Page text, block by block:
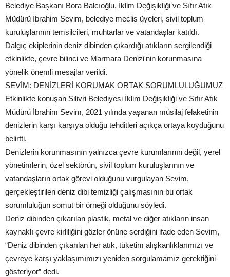
Belediye Başkanı Bora Balcıoğlu, İklim Değişikliği ve Sıfır Atık
Müdürü İbrahim Sevim, belediye meclis üyeleri, sivil toplum
kuruluşlarının temsilcileri, muhtarlar ve vatandaşlar katıldı.
Dalgıç ekiplerinin deniz dibinden çıkardığı atıkların sergilendiği
etkinlikte, çevre bilinci ve Marmara Denizi'nin korunmasına
yönelik önemli mesajlar verildi.
SEVİM: DENİZLERİ KORUMAK ORTAK SORUMLULUĞUMUZ
Etkinlikte konuşan Silivri Belediyesi İklim Değişikliği ve Sıfır Atık
Müdürü İbrahim Sevim, 2021 yılında yaşanan müsilaj felaketinin
denizlerin karşı karşıya olduğu tehditleri açıkça ortaya koyduğunu
belirtti.
Denizlerin korunmasının yalnızca çevre kurumlarının değil, yerel
yönetimlerin, özel sektörün, sivil toplum kuruluşlarının ve
vatandaşların ortak görevi olduğunu vurgulayan Sevim,
gerçekleştirilen deniz dibi temizliği çalışmasının bu ortak
sorumluluğun somut bir örneği olduğunu söyledi.
Deniz dibinden çıkarılan plastik, metal ve diğer atıkların insan
kaynaklı çevre kirliliğini gözler önüne serdiğini ifade eden Sevim,
“Deniz dibinden çıkarılan her atık, tüketim alışkanlıklarımızı ve
çevreye karşı yaklaşımımızı yeniden sorgulamamız gerektiğini
gösteriyor” dedi.